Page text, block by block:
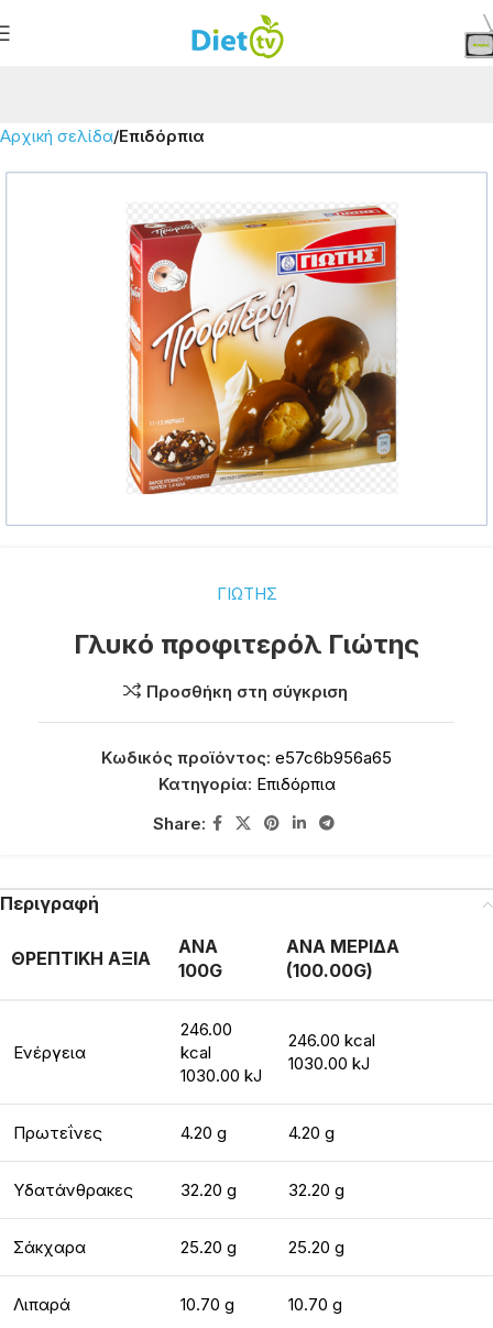
Αρχική σελίδα Επιδόρπια
ΓΙΩΤΗΣ
Γλυκό προφιτερόλ Γιώτης
Προσθήκη στη σύγκριση
Κωδικός προϊόντος: e57c6b956a65
Κατηγορία: Επιδόρπια
Share:
Περιγραφή
ΘΡΕΠΤΙΚΗ ΑΞΙΑ
ΑΝΑ
100G
ΑΝΑ ΜΕΡΙΔΑ
(100.00G)
Ενέργεια
246.00
kcal
1030.00 kJ
246.00 kcal
1030.00 kJ
Πρωτεΐνες 4.20 g 4.20 g
Υδατάνθρακες 32.20 g 32.20 g
Σάκχαρα 25.20 g 25.20 g
Λιπαρά 10.70 g 10.70 g